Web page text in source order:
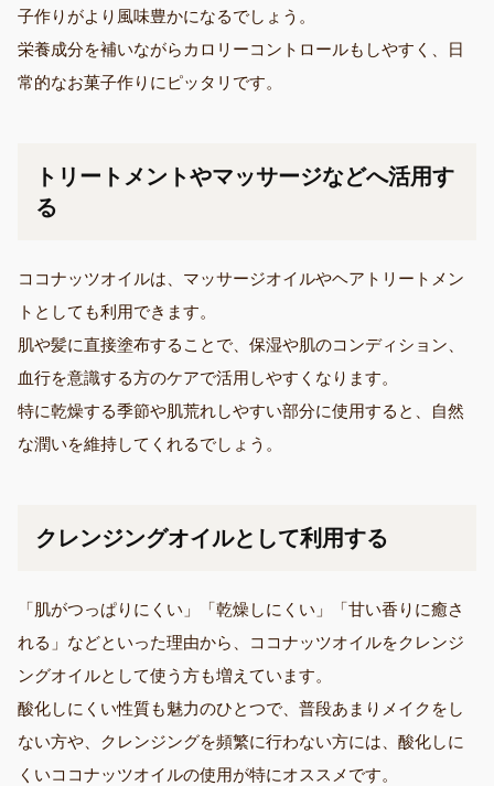
子作りがより風味豊かになるでしょう。
栄養成分を補いながらカロリーコントロールもしやすく、日
常的なお菓子作りにピッタリです。
トリートメントやマッサージなどへ活用す
る
ココナッツオイルは、マッサージオイルやヘアトリートメン
トとしても利用できます。
肌や髪に直接塗布することで、保湿や肌のコンディション、
血行を意識する方のケアで活用しやすくなります。
特に乾燥する季節や肌荒れしやすい部分に使用すると、自然
な潤いを維持してくれるでしょう。
クレンジングオイルとして利用する
「肌がつっぱりにくい」「乾燥しにくい」「甘い香りに癒さ
れる」などといった理由から、ココナッツオイルをクレンジ
ングオイルとして使う方も増えています。
酸化しにくい性質も魅力のひとつで、普段あまりメイクをし
ない方や、クレンジングを頻繁に行わない方には、酸化しに
くいココナッツオイルの使用が特にオススメです。